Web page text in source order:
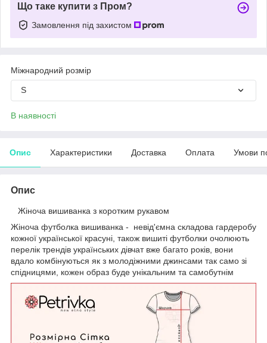
Що таке купити з Пром?
Замовлення під захистом
Міжнародний розмір
S
В наявності
Опис Характеристики Доставка Оплата Умови
Опис
Жіноча вишиванка з коротким рукавом
Жіноча футболка вишиванка - невід'ємна складова гардеробу
кожної української красуні, також вишиті футболки очолюють
перелік трендів українських дівчат вже багато років, вони
вдало комбінуються як з молодіжними джинсами так само зі
спідницями, кожен образ буде унікальним та самобутнім